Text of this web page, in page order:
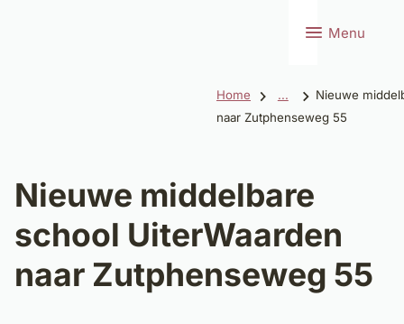
Menu
Home ...
Nieuwe
naar Zutphenseweg 55
Nieuwe middelbare
school UiterWaarden
naar Zutphenseweg 55